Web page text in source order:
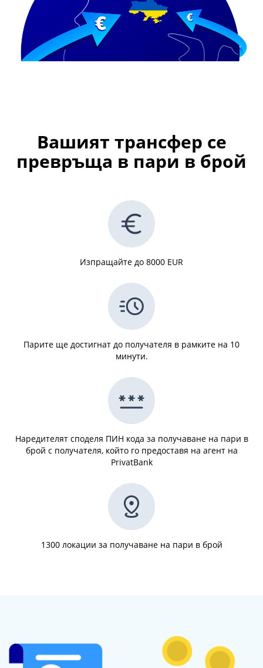
Вашият трансфер се
превръща в пари в брой
Изпращайте до 8000 EUR
Парите ще достигнат до получателя в рамките на 10
минути.
Наредителят споделя ПИН кода за получаване на пари в
брой с получателя, който го предоставя на агент на
PrivatBank
1300 локации за получаване на пари в брой